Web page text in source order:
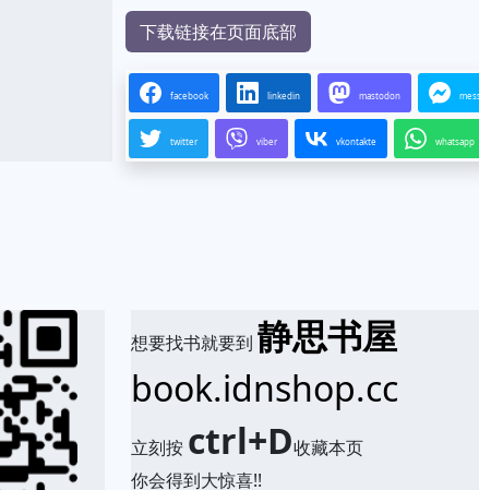
下载链接在页面底部
facebook linkedin mastodon
twitter viber vkontakte whatsapp
想要找书就要到静思书屋
book.idnshop.cc
立刻按 ctrl+D收藏本页
你会得到大惊喜!!